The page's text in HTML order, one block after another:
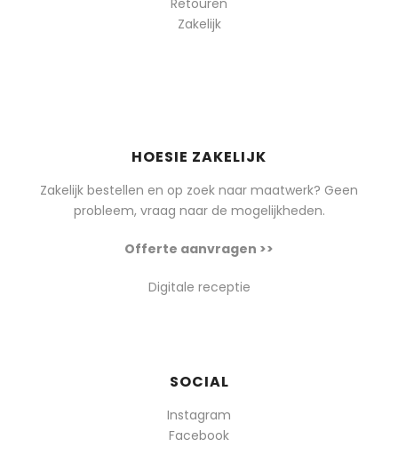
Zakelijk
HOESIE ZAKELIJK
Zakelijk bestellen en op zoek naar maatwerk? Geen
probleem, vraag naar de mogelijkheden.
Offerte aanvragen >>
Digitale receptie
SOCIAL
Instagram
Facebook